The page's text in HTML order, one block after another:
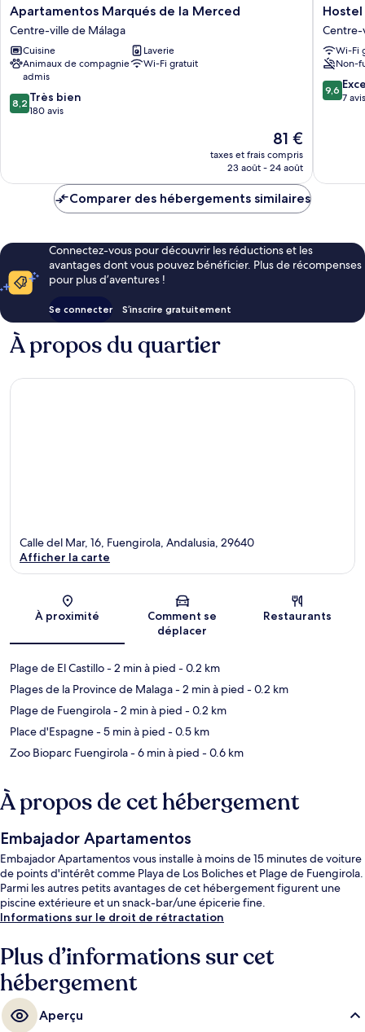
Apartamentos
Marqués
de
la
Merced
Centre-
ville
de
Apartamentos Marqués de la Merced
Centre-ville de Málaga
Cuisine
Laverie
Animaux de compagnie
admis
Wi-Fi gratuit
8.2
sur
8,2 Très bien
180 avis
Le
nouveau
prix
de
81 €
taxes et frais compris
23 août - 24 août
Hostel
Vialia
I
Centre-
ville
de
Centre-
Wi-Fi
Non-
9.6
sur
9,6
7 avis
Comparer des hébergements similaires
Connectez-vous pour découvrir les réductions et les
avantages dont vous pouvez bénéficier. Plus de récompenses
pour plus d’aventures !
Se connecter S’inscrire gratuitement
À propos du quartier
Carte
Calle del Mar, 16, Fuengirola, Andalusia, 29640
Afficher la carte
À proximité
Comment se
déplacer
Restaurants
Plage de El Castillo- 2 min à pied - 0.2 km
Plages de la Province de Malaga- 2 min à pied - 0.2 km
Plage de Fuengirola- 2 min à pied - 0.2 km
Place d'Espagne- 5 min à pied - 0.5 km
Zoo Bioparc Fuengirola- 6 min à pied - 0.6 km
À propos de cet hébergement
Embajador Apartamentos
Embajador Apartamentos vous installe à moins de 15 minutes de voiture
de points d'intérêt comme Playa de Los Boliches et Plage de Fuengirola.
Parmi les autres petits avantages de cet hébergement figurent une
piscine extérieure et un snack-bar/une épicerie fine.
Informations sur le droit de rétractation
Plus d’informations sur cet
hébergement
Aperçu